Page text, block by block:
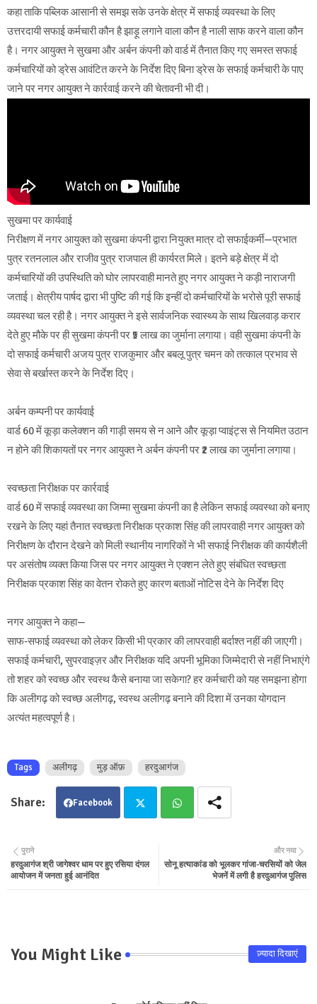
कहा ताकि पब्लिक आसानी से समझ सके उनके क्षेत्र में सफाई व्यवस्था के लिए
उत्तरदायी सफाई कर्मचारी कौन है झाड़ू लगाने वाला कौन है नाली साफ करने वाला कौन
है। नगर आयुक्त ने सुखमा और अर्बन कंपनी को वार्ड में तैनात किए गए समस्त सफाई
कर्मचारियों को ड्रेस आवंटित करने के निर्देश दिए बिना ड्रेस के सफाई कर्मचारी के पाए
जाने पर नगर आयुक्त ने कार्रवाई करने की चेतावनी भी दी।
सुखमा पर कार्यवाई
निरीक्षण में नगर आयुक्त को सुखमा कंपनी द्वारा नियुक्त मात्र दो सफाईकर्मी—प्रभात
पुत्र रतनलाल और राजीव पुत्र राजपाल ही कार्यरत मिले। इतने बड़े क्षेत्र में दो
कर्मचारियों की उपस्थिति को घोर लापरवाही मानते हुए नगर आयुक्त ने कड़ी नाराजगी
जताई। क्षेत्रीय पार्षद द्वारा भी पुष्टि की गई कि इन्हीं दो कर्मचारियों के भरोसे पूरी सफाई
व्यवस्था चल रही है। नगर आयुक्त ने इसे सार्वजनिक स्वास्थ्य के साथ खिलवाड़ करार
देते हुए मौके पर ही सुखमा कंपनी पर ₹5 लाख का जुर्माना लगाया। वही सुखमा कंपनी के
दो सफाई कर्मचारी अजय पुत्र राजकुमार और बबलू पुत्र चमन को तत्काल प्रभाव से
सेवा से बर्खास्त करने के निर्देश दिए।
अर्बन कम्पनी पर कार्यवाई
वार्ड 60 में कूड़ा कलेक्शन की गाड़ी समय से न आने और कूड़ा प्वाइंट्स से नियमित उठान
न होने की शिकायतों पर नगर आयुक्त ने अर्बन कंपनी पर ₹2 लाख का जुर्माना लगाया।
स्वच्छता निरीक्षक पर कार्रवाई
वार्ड 60 में सफाई व्यवस्था का जिम्मा सुखमा कंपनी का है लेकिन सफाई व्यवस्था को बनाए
रखने के लिए यहां तैनात स्वच्छता निरीक्षक प्रकाश सिंह की लापरवाही नगर आयुक्त को
निरीक्षण के दौरान देखने को मिली स्थानीय नागरिकों ने भी सफाई निरीक्षक की कार्यशैली
पर असंतोष व्यक्त किया जिस पर नगर आयुक्त ने एक्शन लेते हुए संबंधित स्वच्छता
निरीक्षक प्रकाश सिंह का वेतन रोकते हुए कारण बताओं नोटिस देने के निर्देश दिए
नगर आयुक्त ने कहा—
साफ-सफाई व्यवस्था को लेकर किसी भी प्रकार की लापरवाही बर्दाश्त नहीं की जाएगी।
सफाई कर्मचारी, सुपरवाइज़र और निरीक्षक यदि अपनी भूमिका जिम्मेदारी से नहीं निभाएंगे
तो शहर को स्वच्छ और स्वस्थ कैसे बनाया जा सकेगा? हर कर्मचारी को यह समझना होगा
कि अलीगढ़ को स्वच्छ अलीगढ़, स्वस्थ अलीगढ़ बनाने की दिशा में उनका योगदान
अत्यंत महत्वपूर्ण है।
Tags अलीगढ़ मुड़ ऑफ़ हरदुआगंज
Facebook
ter tsa
और नया
सोनू हत्याकांड को भूलकर गांजा-चरसियों को जेल
भेजनें में लगी है हरदुआगंज पुलिस
पुराने
हरदुआगंज श्री जागेश्वर धाम पर हुए रसिया दंगल
आयोजन में जनता हुई आनंदित
You Might Like ज़्यादा दिखाएं